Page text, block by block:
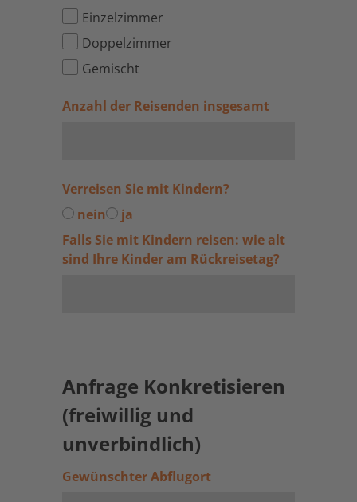
Einzelzimmer
Doppelzimmer
Gemischt
Anzahl der Reisenden insgesamt
Verreisen Sie mit Kindern?
nein
ja
Falls Sie mit Kindern reisen: wie alt
sind Ihre Kinder am Rückreisetag?
Anfrage Konkretisieren
(freiwillig und
unverbindlich)
Gewünschter Abflugort